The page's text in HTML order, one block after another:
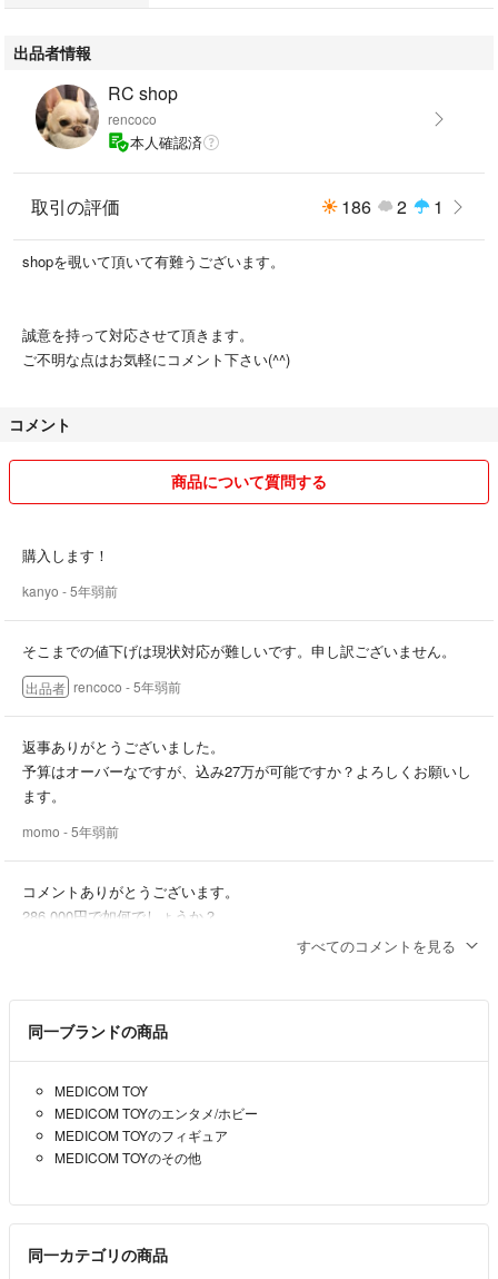
ください。
出品者情報
RC shop
rencoco
本人確認済
取引の評価 186 2 1
shopを覗いて頂いて有難うございます。
誠意を持って対応させて頂きます。
ご不明な点はお気軽にコメント下さい(^^)
コメント
商品について質問する
購入します！
kanyo - 5年弱前
そこまでの値下げは現状対応が難しいです。申し訳ございません。
出品者 rencoco - 5年弱前
返事ありがとうございました。
予算はオーバーなですが、込み27万が可能ですか？よろしくお願いし
ます。
momo - 5年弱前
コメントありがとうございます。
286,000円で如何でしょうか？
よろしくお願いします。
すべてのコメントを見る
同一ブランドの商品
MEDICOM TOY
MEDICOM TOYのエンタメ/ホビー
MEDICOM TOYのフィギュア
MEDICOM TOYのその他
同一カテゴリの商品